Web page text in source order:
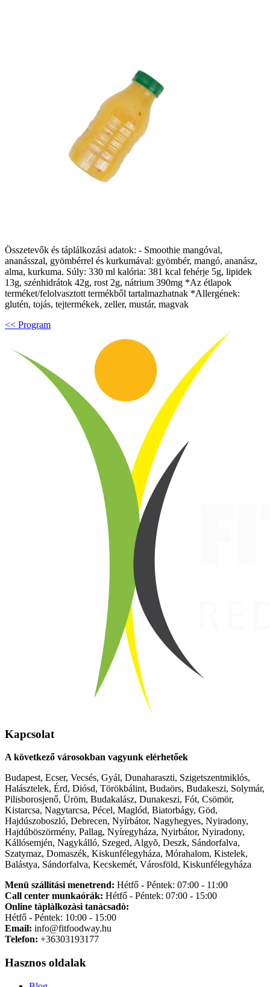
Összetevők és táplálkozási adatok: - Smoothie mangóval,
ananásszal, gyömbérrel és kurkumával: gyömbér, mangó, ananász,
alma, kurkuma. Súly: 330 ml kalória: 381 kcal fehérje 5g, lipidek
13g, szénhidrátok 42g, rost 2g, nátrium 390mg *Az étlapok
terméket/felolvasztott termékből tartalmazhatnak *Allergének:
glutén, tojás, tejtermékek, zeller, mustár, magvak
<< Program
Kapcsolat
A következő városokban vagyunk elérhetőek
Budapest, Ecser, Vecsés, Gyál, Dunaharaszti, Szigetszentmiklós,
Halásztelek, Érd, Diósd, Törökbálint, Budaörs, Budakeszi, Solymár,
Pilisborosjenő, Üröm, Budakalász, Dunakeszi, Fót, Csömör,
Kistarcsa, Nagytarcsa, Pécel, Maglód, Biatorbágy, Göd,
Hajdúszoboszló, Debrecen, Nyírbátor, Nagyhegyes, Nyiradony,
Hajdúböszörmény, Pallag, Nyíregyháza, Nyirbátor, Nyiradony,
Kállósemjén, Nagykálló, Szeged, Algyõ, Deszk, Sándorfalva,
Szatymaz, Domaszék, Kiskunfélegyháza, Mórahalom, Kistelek,
Balástya, Sándorfalva, Kecskemét, Városföld, Kiskunfélegyháza
Menü szállítási menetrend: Hétfő - Péntek: 07:00 - 11:00
Call center munkaórák: Hétfő - Péntek: 07:00 - 15:00
Online tàplàlkozàsi tanàcsadò:
Hétfő - Péntek: 10:00 - 15:00
Email: info@fitfoodway.hu
Telefon: +36303193177
Hasznos oldalak